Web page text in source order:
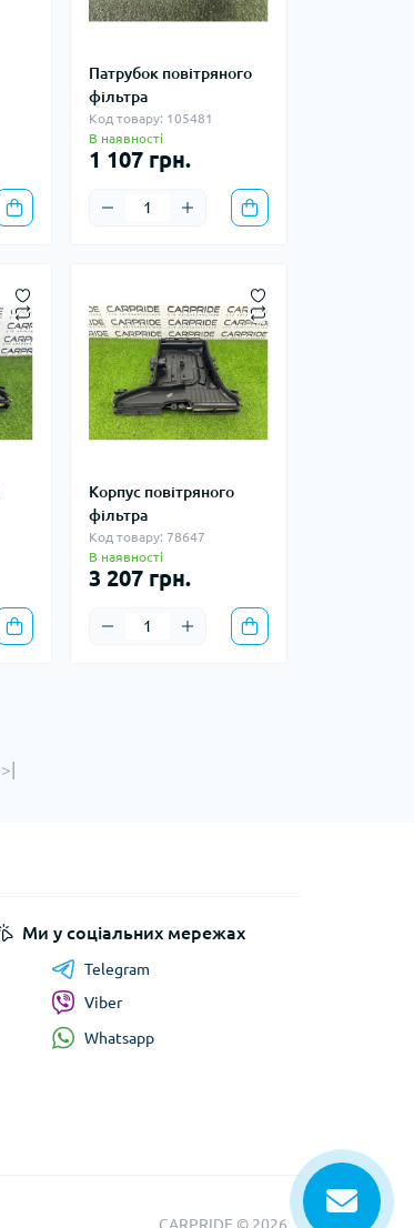
Патрубок повітряного
фільтра
Код товару: 105481
В наявності
1 107 грн.
Корпус повітряного
фільтра
Код товару: 78647
В наявності
3 207 грн.
>|
Ми у соціальних мережах
Telegram
Viber
Whatsapp
CARPRIDE © 2026